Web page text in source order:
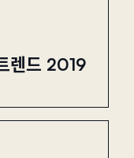
렌드 2019